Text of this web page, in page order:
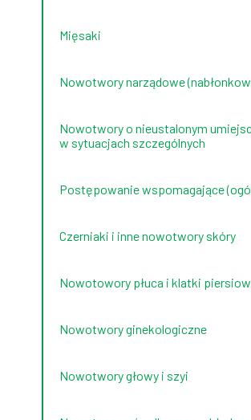
Mięsaki
Nowotwory narządowe
Nowotwory o nieustalonym
w sytuacjach szczególnych
Postępowanie wspomagające
Czerniaki i inne nowotwory skóry
Nowotowory płuca i klatki
Nowotwory ginekologiczne
Nowotwory głowy i szyi